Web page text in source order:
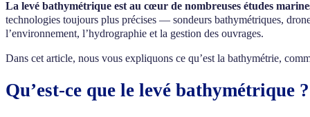
La levé bathymétrique est au cœur de nombreuses études
technologies toujours plus précises — sondeurs bathymétriques,
l’environnement, l’hydrographie et la gestion des ouvrages.
Dans cet article, nous vous expliquons ce qu’est la bathymétrie,
Qu’est-ce que le levé bathymétrique ?